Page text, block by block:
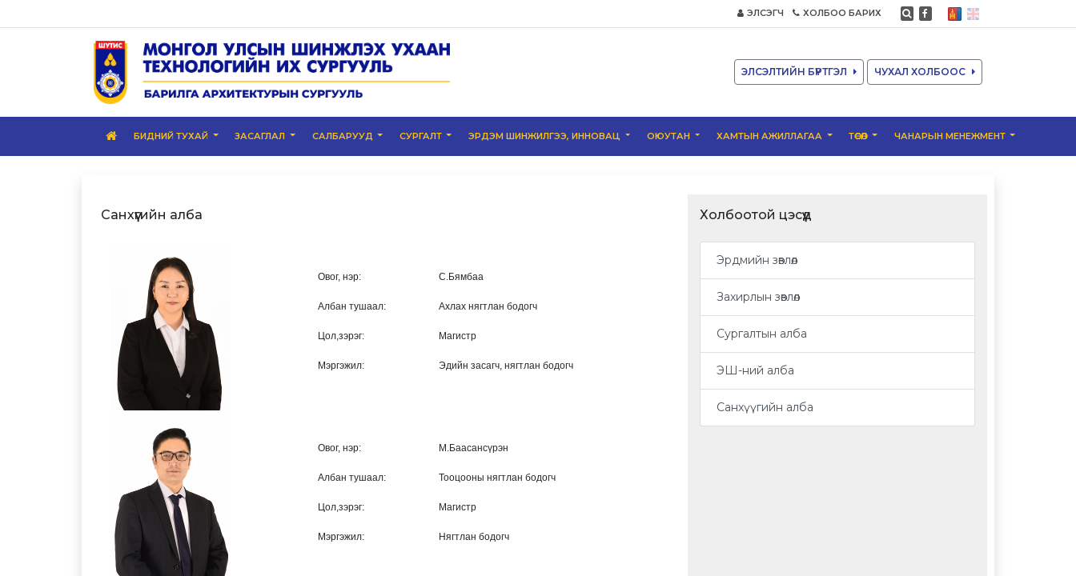
ЭЛСЭГЧ ХОЛБОО БАРИХ
ЭЛСЭЛТИЙН БҮРТГЭЛ ЧУХАЛ ХОЛБООС
БИДНИЙ ТУХАЙ ЗАСАГЛАЛ САЛБАРУУД СУРГАЛТ ЭРДЭМ ШИНЖИЛГЭЭ, ИННОВАЦ ОЮУТАН ХАМТЫН АЖИЛЛАГАА ТӨСӨЛ ЧАНАРЫН МЕНЕЖМЕНТ
Санхүүгийн алба
Овог, нэр:
Албан тушаал:
Цол,зэрэг:
Мэргэжил:
С.Бямбаа
Ахлах нягтлан бодогч
Магистр
Эдийн засагч, нягтлан бодогч
Овог, нэр:
Албан тушаал:
Цол,зэрэг:
Мэргэжил:
М.Баасансүрэн
Тооцооны нягтлан бодогч
Магистр
Нягтлан бодогч
Холбоотой цэсүүд
Эрдмийн зөвлөл
Захирлын зөвлөл
Сургалтын алба
ЭШ-ний алба
Санхүүгийн алба